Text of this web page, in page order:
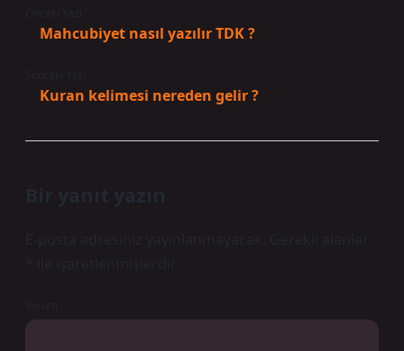
Mahcubiyet nasıl yazılır TDK ?
Kuran kelimesi nereden gelir ?
Bir yanıt yazın
E-posta adresiniz yayınlanmayacak.
Gerekli alanlar
ile işaretlenmişlerdir